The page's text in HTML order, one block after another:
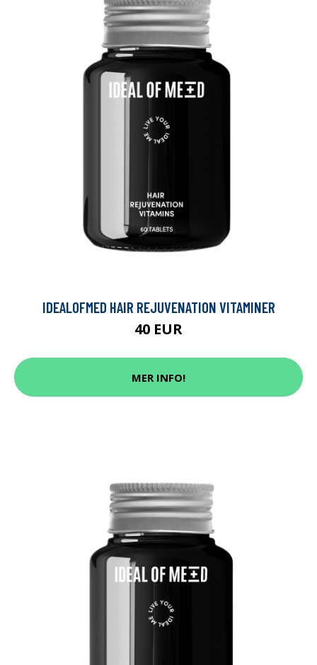
IDEALOFMED HAIR REJUVENATION VITAMINER
40 EUR
MER INFO!